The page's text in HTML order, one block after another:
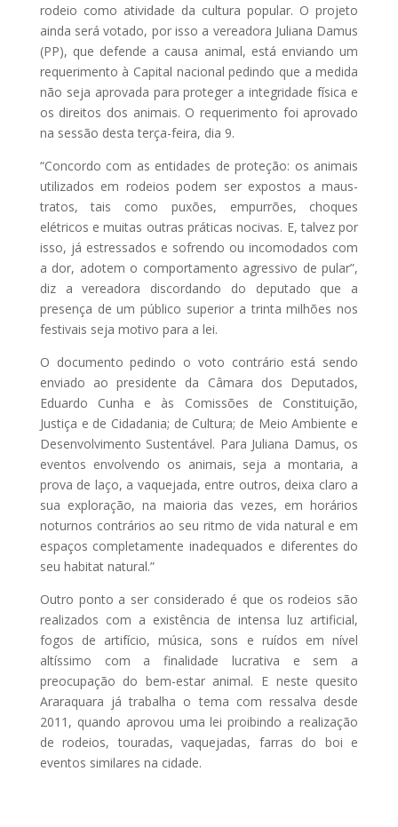
rodeio como atividade da cultura popular. O projeto
ainda será votado, por isso a vereadora Juliana Damus
(PP), que defende a causa animal, está enviando um
requerimento à Capital nacional pedindo que a medida
não seja aprovada para proteger a integridade física e
os direitos dos animais. O requerimento foi aprovado
na sessão desta terça-feira, dia 9.
“Concordo com as entidades de proteção: os animais
utilizados em rodeios podem ser expostos a maus-
tratos, tais como puxões, empurrões, choques
elétricos e muitas outras práticas nocivas. E, talvez por
isso, já estressados e sofrendo ou incomodados com
a dor, adotem o comportamento agressivo de pular”,
diz a vereadora discordando do deputado que a
presença de um público superior a trinta milhões nos
festivais seja motivo para a lei.
O documento pedindo o voto contrário está sendo
enviado ao presidente da Câmara dos Deputados,
Eduardo Cunha e às Comissões de Constituição,
Justiça e de Cidadania; de Cultura; de Meio Ambiente e
Desenvolvimento Sustentável. Para Juliana Damus, os
eventos envolvendo os animais, seja a montaria, a
prova de laço, a vaquejada, entre outros, deixa claro a
sua exploração, na maioria das vezes, em horários
noturnos contrários ao seu ritmo de vida natural e em
espaços completamente inadequados e diferentes do
seu habitat natural.”
Outro ponto a ser considerado é que os rodeios são
realizados com a existência de intensa luz artificial,
fogos de artifício, música, sons e ruídos em nível
altíssimo com a finalidade lucrativa e sem a
preocupação do bem-estar animal. E neste quesito
Araraquara já trabalha o tema com ressalva desde
2011, quando aprovou uma lei proibindo a realização
de rodeios, touradas, vaquejadas, farras do boi e
eventos similares na cidade.